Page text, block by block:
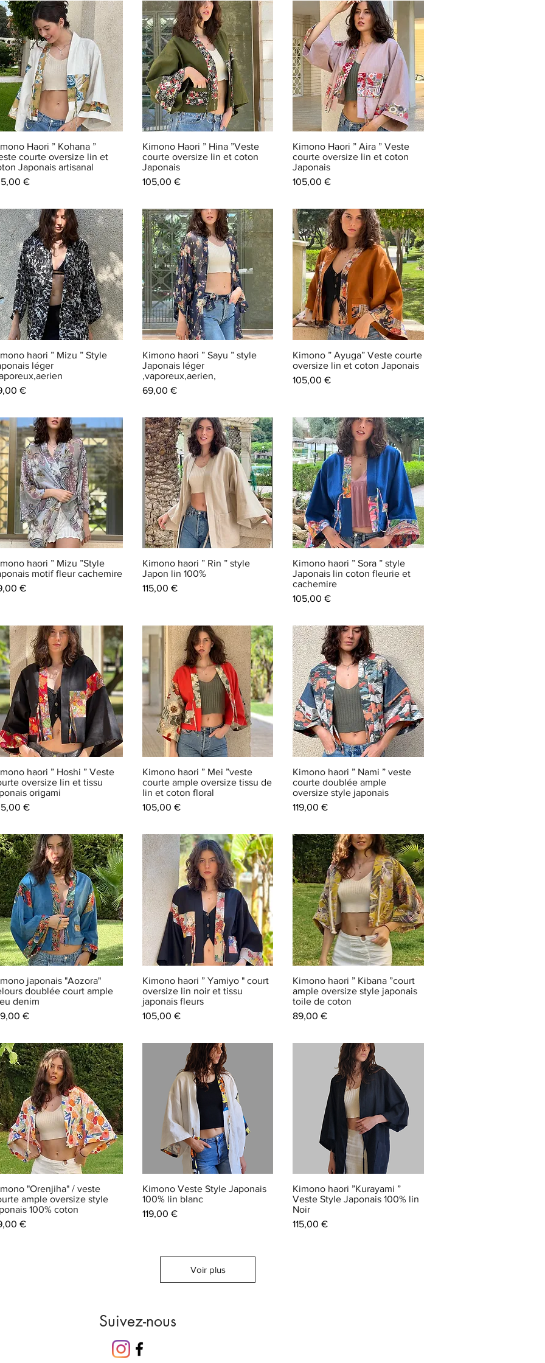
Haori ” Kohana ”
courte oversize lin et
Japonais artisanal
€
Kimono Haori ” Hina ”Veste
courte oversize lin et coton
Japonais
Prix
105,00 €
Kimono Haori ” Aira ” Veste
courte oversize lin et coton
Japonais
Prix
105,00 €
haori ” Mizu ” Style
léger
€
Kimono haori ” Sayu ” style
Japonais léger
,vaporeux,aerien,
Prix
69,00 €
Kimono ” Ayuga” Veste courte
oversize lin et coton Japonais
Prix
105,00 €
haori ” Mizu ”Style
motif fleur cachemire
€
Kimono haori ” Rin ” style
Japon lin 100%
Prix
115,00 €
Kimono haori ” Sora ” style
Japonais lin coton fleurie et
cachemire
Prix
105,00 €
haori ” Hoshi ” Veste
oversize lin et tissu
origami
€
Kimono haori ” Mei ”veste
courte ample oversize tissu de
lin et coton floral
Prix
105,00 €
Kimono haori ” Nami ” veste
courte doublée ample
oversize style japonais
Prix
119,00 €
japonais "Aozora"
doublée court ample
denim
€
Kimono haori ” Yamiyo " court
oversize lin noir et tissu
japonais fleurs
Prix
105,00 €
Kimono haori ” Kibana ”court
ample oversize style japonais
toile de coton
Prix
89,00 €
"Orenjiha" / veste
ample oversize style
100% coton
€
Kimono Veste Style Japonais
100% lin blanc
Prix
119,00 €
Kimono haori ”Kurayami ”
Veste Style Japonais 100% lin
Noir
Prix
115,00 €
Voir plus
Suivez-nous